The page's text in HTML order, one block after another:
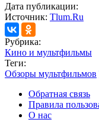
Дата публикации:
Источник: Tlum.Ru
Рубрика:
Кино и мультфильмы
Теги:
Обзоры мультфильмов
Обратная связь
Правила
О нас